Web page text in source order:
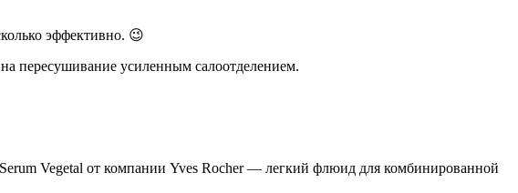
эффективно. 😉
пересушивание усиленным салоотделением.
Vegetal от компании Yves Rocher — легкий флюид для комбинированной